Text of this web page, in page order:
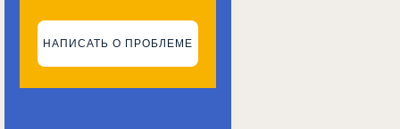
НАПИСАТЬ О ПРОБЛЕМЕ